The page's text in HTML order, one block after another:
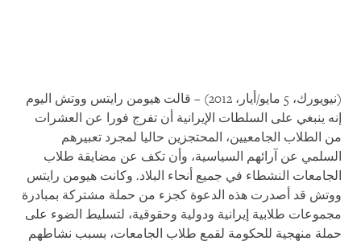
(نيويورك، 5 مايو/أيار، 2012) – قالت هيومن رايتس ووتش اليوم
إنه ينبغي على السلطات الإيرانية أن تفرج فورا عن العشرات
من الطلاب الجامعيين، المحتجزين حاليا لمجرد تعبيرهم
السلمي عن آرائهم السياسية، وأن تكف عن مضايقة طلاب
الجامعات النشطاء في جميع أنحاء البلاد. وكانت هيومن رايتس
ووتش قد أصدرت هذه الدعوة كجزء من حملة مشتركة بمبادرة
مجموعات طلابية إيرانية ودولية وحقوقية، لتسليط الضوء على
حملة منهجية للحكومة لقمع طلاب الجامعات، بسبب نشاطهم